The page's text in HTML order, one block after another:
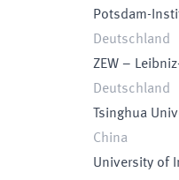
Potsdam-
Deutschland
ZEW –
Deutschland
Tsinghua
China
University of